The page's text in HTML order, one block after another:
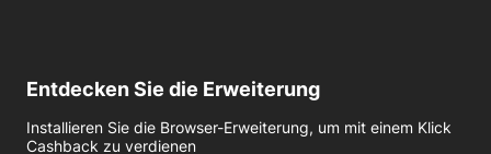
Entdecken Sie die Erweiterung
Installieren Sie die Browser-Erweiterung, um mit einem Klick
Cashback zu verdienen